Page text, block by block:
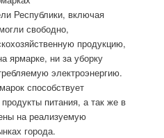
Республики, включая
свободно,
продукцию,
ярмарке, ни за уборку
электроэнергию.
способствует
питания, а так же в
на реализуемую
города.